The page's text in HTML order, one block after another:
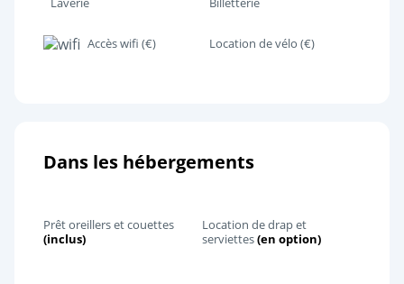
Accès wifi (€) Location de vélo (€)
Dans les hébergements
Prêt oreillers et couettes
(inclus)
Location de drap et
serviettes(en option)